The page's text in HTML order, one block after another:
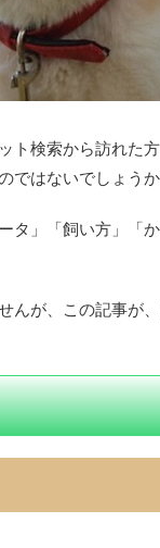
ト検索から訪れた
ではないでしょうか
タ」「飼い方」「
んが、この記事が